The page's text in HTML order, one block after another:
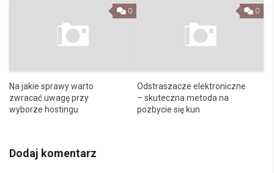
0
Na jakie sprawy warto
zwracać uwagę przy
wyborze hostingu
0
Odstraszacze elektroniczne
– skuteczna metoda na
pozbycie się kun
Dodaj komentarz